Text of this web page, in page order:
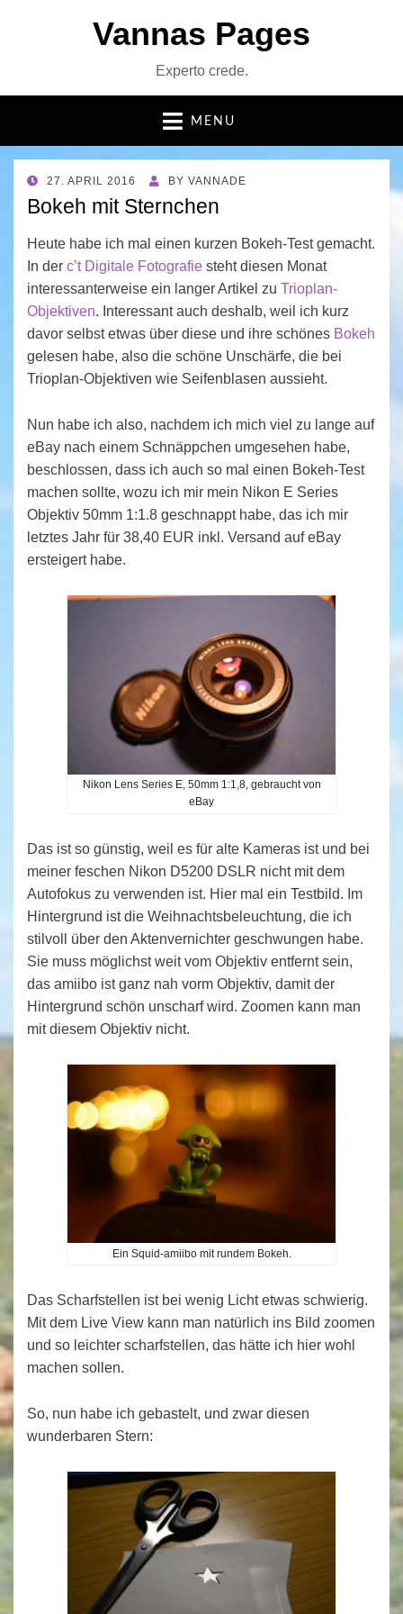
Vannas Pages
Experto crede.
MENU
POSTED
ON
27. APRIL 2016 BY VANNADE
Bokeh mit Sternchen
Heute habe ich mal einen kurzen Bokeh-Test gemacht.
In der c’t Digitale Fotografie steht diesen Monat
interessanterweise ein langer Artikel zu Trioplan-
Objektiven. Interessant auch deshalb, weil ich kurz
davor selbst etwas über diese und ihre schönes Bokeh
gelesen habe, also die schöne Unschärfe, die bei
Trioplan-Objektiven wie Seifenblasen aussieht.
Nun habe ich also, nachdem ich mich viel zu lange auf
eBay nach einem Schnäppchen umgesehen habe,
beschlossen, dass ich auch so mal einen Bokeh-Test
machen sollte, wozu ich mir mein Nikon E Series
Objektiv 50mm 1:1.8 geschnappt habe, das ich mir
letztes Jahr für 38,40 EUR inkl. Versand auf eBay
ersteigert habe.
Nikon Lens Series E, 50mm 1:1,8, gebraucht von
eBay
Das ist so günstig, weil es für alte Kameras ist und bei
meiner feschen Nikon D5200 DSLR nicht mit dem
Autofokus zu verwenden ist. Hier mal ein Testbild. Im
Hintergrund ist die Weihnachtsbeleuchtung, die ich
stilvoll über den Aktenvernichter geschwungen habe.
Sie muss möglichst weit vom Objektiv entfernt sein,
das amiibo ist ganz nah vorm Objektiv, damit der
Hintergrund schön unscharf wird. Zoomen kann man
mit diesem Objektiv nicht.
Ein Squid-amiibo mit rundem Bokeh.
Das Scharfstellen ist bei wenig Licht etwas schwierig.
Mit dem Live View kann man natürlich ins Bild zoomen
und so leichter scharfstellen, das hätte ich hier wohl
machen sollen.
So, nun habe ich gebastelt, und zwar diesen
wunderbaren Stern: